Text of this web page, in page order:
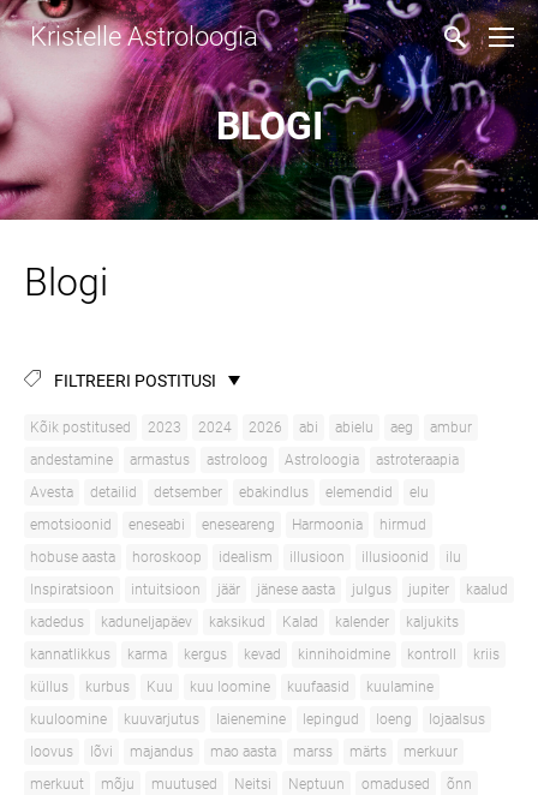
Kristelle Astroloogia
BLOGI
Blogi
FILTREERI POSTITUSI
Kõik postitused 2023 2024 2026 abi abielu aeg
ambur
andestamine
armastus astroloog Astroloogia
astroteraapia
Avesta
detailid detsember ebakindlus elemendid
elu
emotsioonid
eneseabi eneseareng Harmoonia
hirmud
hobuse aasta
horoskoop idealism illusioon illusioonid
ilu
Inspiratsioon
intuitsioon jäär jänese aasta julgus jupiter
kaalud
kadedus
kaduneljapäev kaksikud Kalad kalender
kaljukits
kannatlikkus
karma kergus kevad kinnihoidmine kontroll
kriis
küllus
kurbus Kuu kuu loomine kuufaasid
kuulamine
kuuloomine
kuuvarjutus laienemine lepingud loeng
lojaalsus
loovus
lõvi majandus mao aasta marss märts
merkuur
merkuut
mõju muutused Neitsi Neptuun omadused
õnn